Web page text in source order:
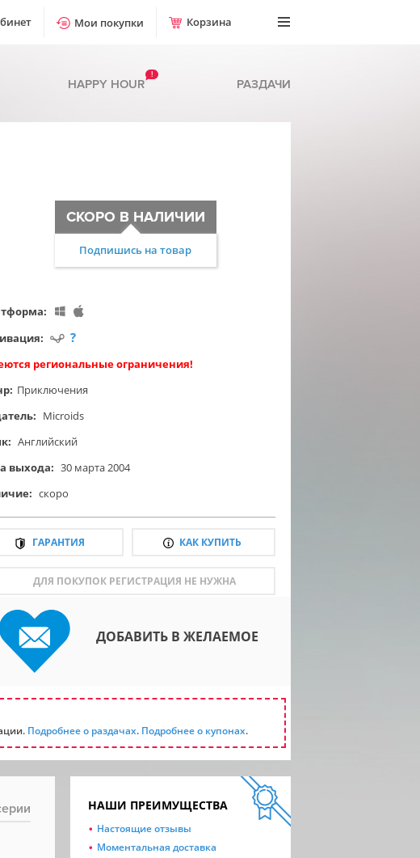
Мои покупки Корзина
HAPPY HOUR
!
РАЗДАЧИ
СКОРО В НАЛИЧИИ
Подпишись на товар
?
региональные ограничения!
Приключения
Microids
Английский
выхода: 30 марта 2004
скоро
ГАРАНТИЯ КАК КУПИТЬ
ДЛЯ ПОКУПОК РЕГИСТРАЦИЯ НЕ НУЖНА
ДОБАВИТЬ В ЖЕЛАЕМОЕ
Подробнее о раздачах. Подробнее о купонах.
НАШИ ПРЕИМУЩЕСТВА
Настоящие отзывы
Моментальная доставка